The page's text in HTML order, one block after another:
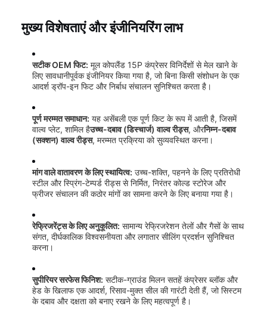
मुख्य विशेषताएं और इंजीनियरिंग लाभ
सटीक OEM फिट: मूल कोपलैंड 15P कंप्रेसर विनिर्देशों से मेल खाने के
लिए सावधानीपूर्वक इंजीनियर किया गया है, जो बिना किसी संशोधन के एक
आदर्श ड्रॉप-इन फिट और निर्बाध संचालन सुनिश्चित करता है।
पूर्ण मरम्मत समाधान: यह असेंबली एक पूर्ण किट के रूप में आती है, जिसमें
वाल्व प्लेट, शामिल हैउच्च-दबाव (डिस्चार्ज) वाल्व रीड्स, औरनिम्न-दबाव
(सक्शन) वाल्व रीड्स, मरम्मत प्रक्रिया को सुव्यवस्थित करना।
मांग वाले वातावरण के लिए स्थायित्व: उच्च-शक्ति, पहनने के लिए प्रतिरोधी
स्टील और स्प्रिंग-टेम्पर्ड रीड्स से निर्मित, निरंतर कोल्ड स्टोरेज और
फ्रीजर संचालन की कठोर मांगों का सामना करने के लिए बनाया गया है।
रेफ्रिजरेंट्स के लिए अनुकूलित: सामान्य रेफ्रिजरेशन तेलों और गैसों के साथ
संगत, दीर्घकालिक विश्वसनीयता और लगातार सीलिंग प्रदर्शन सुनिश्चित
करना।
सुपीरियर सरफेस फिनिश: सटीक-ग्राउंड मिलन सतहें कंप्रेसर ब्लॉक और
हेड के खिलाफ एक आदर्श, रिसाव-मुक्त सील की गारंटी देती हैं, जो सिस्टम
के दबाव और दक्षता को बनाए रखने के लिए महत्वपूर्ण है।